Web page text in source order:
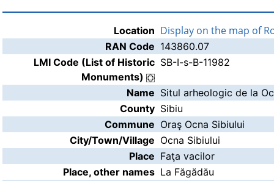
Location Display on the map of
RAN Code 143860.07
LMI Code (List of Historic
Monuments)
SB-I-s-B-11982
Name Situl arheologic de la
County Sibiu
Commune Oraş Ocna Sibiului
City/Town/Village Ocna Sibiului
Place Faţa vacilor
Place, other names La Făgădău